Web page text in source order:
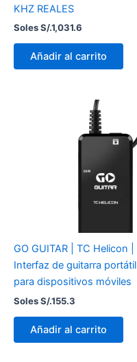
KHZ REALES
Soles S/.1,031.6
Añadir al carrito
GO GUITAR | TC Helicon |
Interfaz de guitarra portátil
para dispositivos móviles
Soles S/.155.3
Añadir al carrito